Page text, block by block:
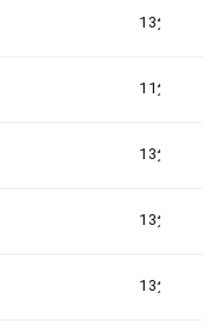
13分鐘
11分鐘
13分鐘
13分鐘
13分鐘